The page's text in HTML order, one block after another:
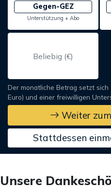
Gegen-GEZ
Unterstützung + Abo
Der monatliche Betrag setzt sich
Euro) und einer freiwilligen
Weiter
Stattdessen
Unsere